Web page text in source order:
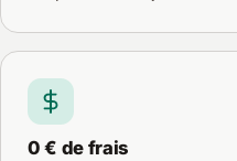
0 € de frais